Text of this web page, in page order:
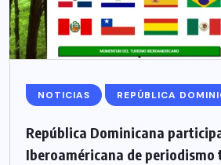
NOTICIAS REPÚBLICA
República Dominicana
Iberoaméricana de